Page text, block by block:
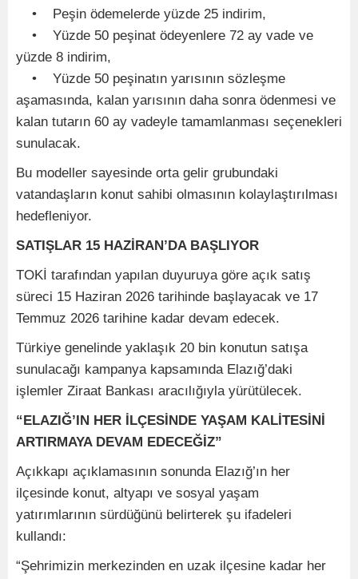
• Peşin ödemelerde yüzde 25 indirim,
• Yüzde 50 peşinat ödeyenlere 72 ay vade ve
yüzde 8 indirim,
• Yüzde 50 peşinatın yarısının sözleşme
aşamasında, kalan yarısının daha sonra ödenmesi ve
kalan tutarın 60 ay vadeyle tamamlanması seçenekleri
sunulacak.
Bu modeller sayesinde orta gelir grubundaki
vatandaşların konut sahibi olmasının kolaylaştırılması
hedefleniyor.
SATIŞLAR 15 HAZİRAN’DA BAŞLIYOR
TOKİ tarafından yapılan duyuruya göre açık satış
süreci 15 Haziran 2026 tarihinde başlayacak ve 17
Temmuz 2026 tarihine kadar devam edecek.
Türkiye genelinde yaklaşık 20 bin konutun satışa
sunulacağı kampanya kapsamında Elazığ’daki
işlemler Ziraat Bankası aracılığıyla yürütülecek.
“ELAZIĞ’IN HER İLÇESİNDE YAŞAM KALİTESİNİ
ARTIRMAYA DEVAM EDECEĞİZ”
Açıkkapı açıklamasının sonunda Elazığ’ın her
ilçesinde konut, altyapı ve sosyal yaşam
yatırımlarının sürdüğünü belirterek şu ifadeleri
kullandı:
“Şehrimizin merkezinden en uzak ilçesine kadar her